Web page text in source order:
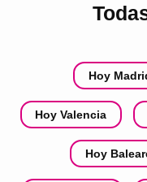
Hoy
Hoy Valencia
Hoy